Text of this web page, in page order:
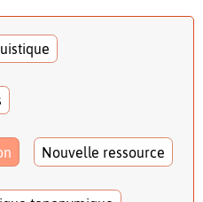
Nouvelle ressource